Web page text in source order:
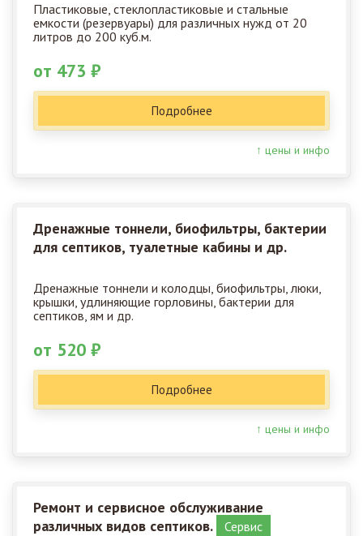
Пластиковые, стеклопластиковые и стальные
емкости (резервуары) для различных нужд от 20
литров до 200 куб.м.
от 473 ₽
Подробнее
↑ цены и инфо
Дренажные тоннели, биофильтры, бактерии
для септиков, туалетные кабины и др.
Дренажные тоннели и колодцы, биофильтры, люки,
крышки, удлиняющие горловины, бактерии для
септиков, ям и др.
от 520 ₽
Подробнее
↑ цены и инфо
Ремонт и сервисное обслуживание
различных видов септиков.
Сервис